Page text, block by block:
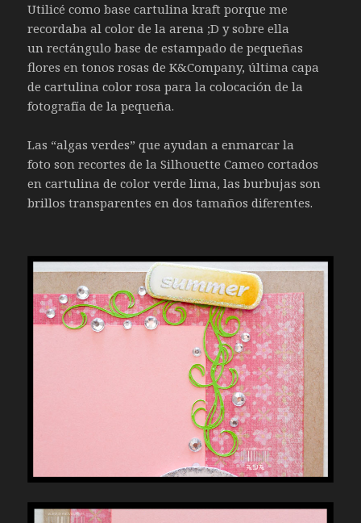
Utilicé como base cartulina kraft porque me
recordaba al color de la arena ;D y sobre ella
un rectángulo base de estampado de pequeñas
flores en tonos rosas de K&Company, última capa
de cartulina color rosa para la colocación de la
fotografía de la pequeña.
Las “algas verdes” que ayudan a enmarcar la
foto son recortes de la Silhouette Cameo cortados
en cartulina de color verde lima, las burbujas son
brillos transparentes en dos tamaños diferentes.